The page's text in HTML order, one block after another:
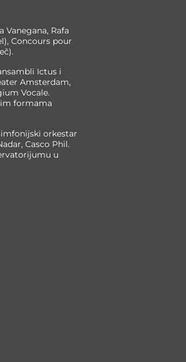
Rafa
Concours pour
Ictus i
Amsterdam,
Vocale.
formama
orkestar
Casco Phil.
u